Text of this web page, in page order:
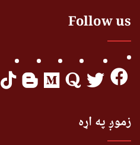
Follow us
زموږ په اړه